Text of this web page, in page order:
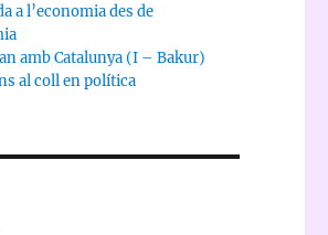
a l’economia des de
amb Catalunya (I – Bakur)
al coll en política